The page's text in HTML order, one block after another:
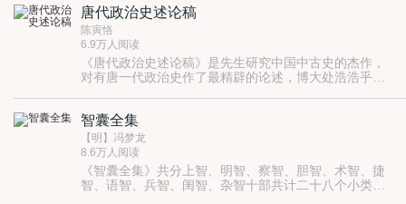
词作。
唐代政治史述论稿
陈寅恪
6.9万人阅读
《唐代政治史述论稿》是先生研究中国中古史的杰作，
对有唐一代政治史作了最精辟的论述，博大处浩浩乎无
到的细微处见精神，以小而见大也。
智囊全集
【明】冯梦龙
8.6万人阅读
《智囊全集》共分上智、明智、察智、胆智、术智、捷
智、语智、兵智、闺智、杂智十部共计二十八个小类是